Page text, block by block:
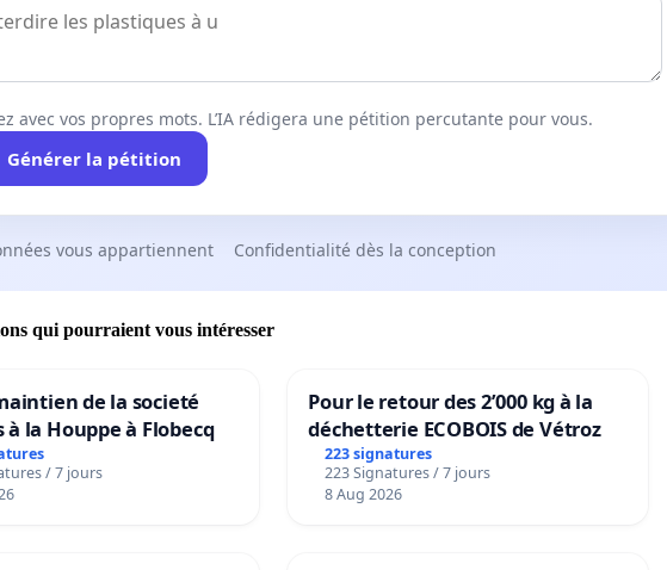
avec vos propres mots. L’IA rédigera une pétition percutante pour vous.
Générer la pétition
vous appartiennent Confidentialité dès la conception
qui pourraient vous intéresser
de la societé
à la Houppe à Flobecq
/ 7 jours
Pour le retour des 2’000 kg à la
déchetterie ECOBOIS de Vétroz
223 signatures
223 Signatures / 7 jours
8 Aug 2026